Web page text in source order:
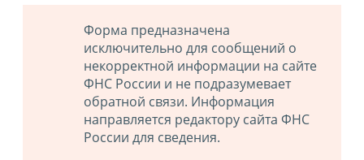
Форма предназначена
исключительно для сообщений о
некорректной информации на сайте
ФНС России и не подразумевает
обратной связи. Информация
направляется редактору сайта ФНС
России для сведения.